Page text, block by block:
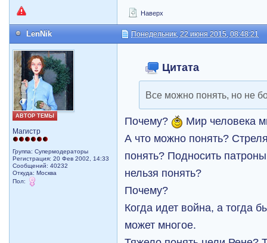
Наверх
LenNik Понедельник, 22 июня 2015, 08:48:21
АВТОР ТЕМЫ
Магистр
Группа: Супермодераторы
Регистрация: 20 Фев 2002, 14:33
Сообщений: 40232
Откуда: Москва
Пол:
Цитата
Все можно понять, но не
Почему?
Мир человека
А что можно понять?
понять? Подносить
нельзя понять?
Почему?
Когда идет война, а тогда
может многое.